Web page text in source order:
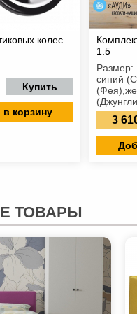
колес
Купить
корзину
1.5
Размер:
синий
3
ТОВАРЫ